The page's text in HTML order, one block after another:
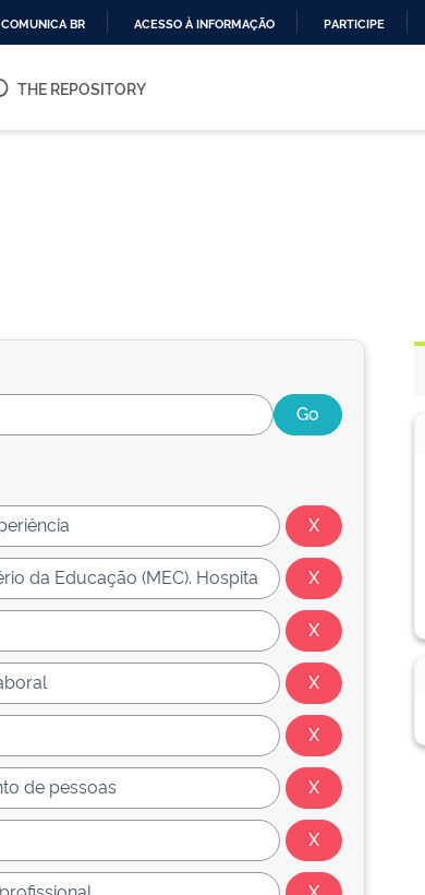
O
COMUNICA BR ACESSO À INFORMAÇÃO PARTICIPE
THE REPOSITORY